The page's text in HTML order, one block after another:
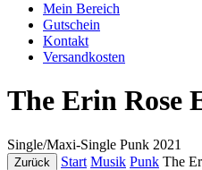
Mein Bereich
Gutschein
Kontakt
Versandkosten
The Erin Rose
Single/Maxi-Single Punk 2021
Zurück Start Musik Punk The